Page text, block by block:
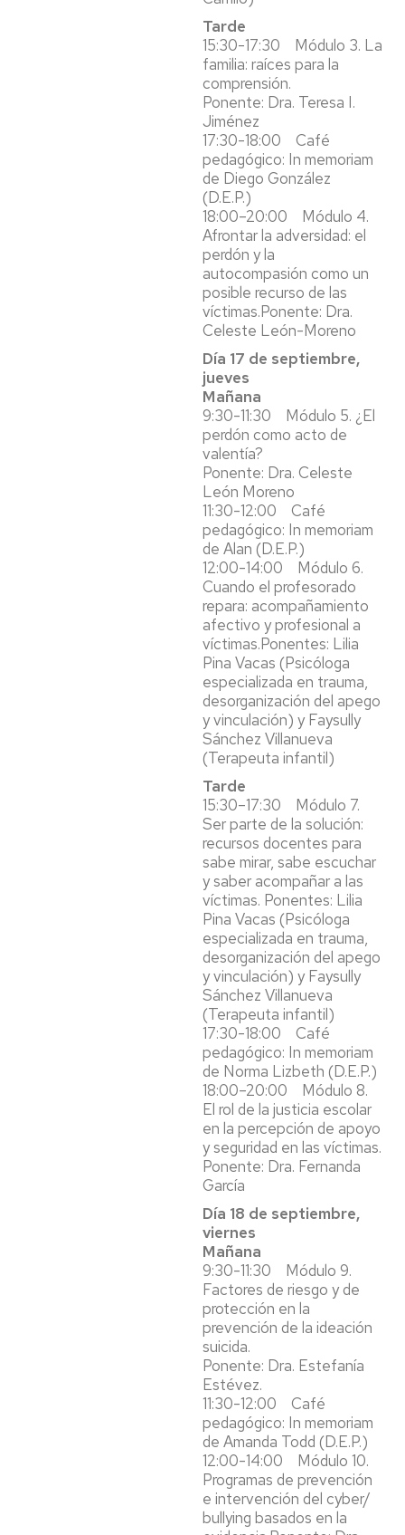
Tarde
15:30-17:30 Módulo 3. La
familia: raíces para la
comprensión.
Ponente: Dra. Teresa I.
Jiménez
17:30-18:00 Café
pedagógico: In memoriam
de Diego González
(D.E.P.)
18:00–20:00 Módulo 4.
Afrontar la adversidad: el
perdón y la
autocompasión como un
posible recurso de las
víctimas.Ponente: Dra.
Celeste León-Moreno
Día 17 de septiembre,
jueves
Mañana
9:30-11:30 Módulo 5. ¿El
perdón como acto de
valentía?
Ponente: Dra. Celeste
León Moreno
11:30-12:00 Café
pedagógico: In memoriam
de Alan (D.E.P.)
12:00-14:00 Módulo 6.
Cuando el profesorado
repara: acompañamiento
afectivo y profesional a
víctimas.Ponentes: Lilia
Pina Vacas (Psicóloga
especializada en trauma,
desorganización del apego
y vinculación) y Faysully
Sánchez Villanueva
(Terapeuta infantil)
Tarde
15:30–17:30 Módulo 7.
Ser parte de la solución:
recursos docentes para
sabe mirar, sabe escuchar
y saber acompañar a las
víctimas. Ponentes: Lilia
Pina Vacas (Psicóloga
especializada en trauma,
desorganización del apego
y vinculación) y Faysully
Sánchez Villanueva
(Terapeuta infantil)
17:30-18:00 Café
pedagógico: In memoriam
de Norma Lizbeth (D.E.P.)
18:00–20:00 Módulo 8.
El rol de la justicia escolar
en la percepción de apoyo
y seguridad en las víctimas.
Ponente: Dra. Fernanda
García
Día 18 de septiembre,
viernes
Mañana
9:30-11:30 Módulo 9.
Factores de riesgo y de
protección en la
prevención de la ideación
suicida.
Ponente: Dra. Estefanía
Estévez.
11:30-12:00 Café
pedagógico: In memoriam
de Amanda Todd (D.E.P.)
12:00-14:00 Módulo 10.
Programas de prevención
e intervención del cyber/
bullying basados en la